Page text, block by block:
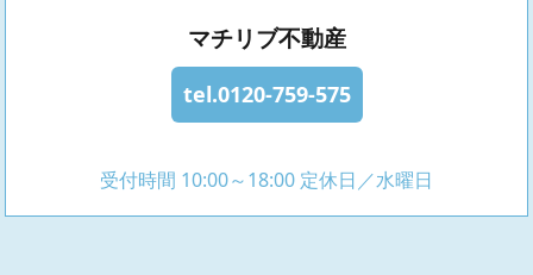
マチリブ不動産
tel.0120-759-575
受付時間 10:00～18:00 定休日／水曜日